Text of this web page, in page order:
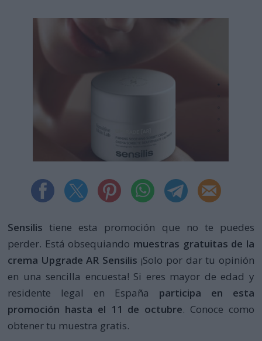
Sensilistiene esta promoción que no te puedes
perder. Está obsequiando muestras gratuitas de la
crema Upgrade AR Sensilis ¡Solo por dar tu opinión
en una sencilla encuesta! Si eres mayor de edad y
residente legal en España participa en esta
promoción hasta el 11 de octubre. Conoce como
obtener tu muestra gratis.